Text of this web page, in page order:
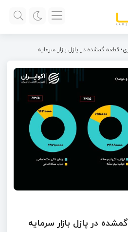
قطعه گمشده در پازل بازار سرمایه
در پازل بازار سرمایه